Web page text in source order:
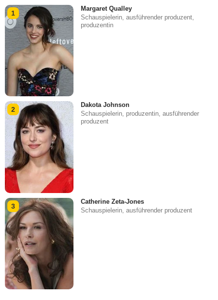
1
Margaret Qualley
Schauspielerin, ausführender produzent,
produzentin
2
Dakota Johnson
Schauspielerin, produzentin, ausführender
produzent
3
Catherine Zeta-Jones
Schauspielerin, ausführender produzent